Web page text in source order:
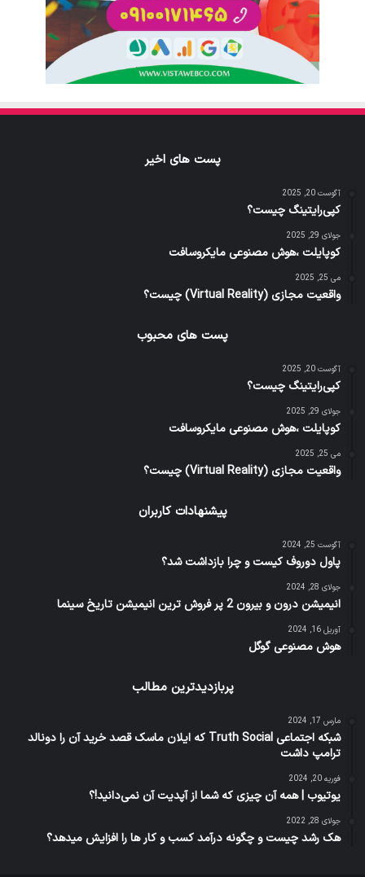
پست های اخیر
آگوست 20, 2025
کپی‌رایتینگ چیست؟
جولای 29, 2025
کوپایلت ،هوش مصنوعی مایکروسافت
می 25, 2025
واقعیت مجازی (Virtual Reality) چیست؟
پست های محبوب
آگوست 20, 2025
کپی‌رایتینگ چیست؟
جولای 29, 2025
کوپایلت ،هوش مصنوعی مایکروسافت
می 25, 2025
واقعیت مجازی (Virtual Reality) چیست؟
پیشنهادات کاربران
آگوست 25, 2024
پاول دوروف کیست و چرا بازداشت شد؟
جولای 28, 2024
انیمیشن درون و بیرون 2 پر فروش ترین انیمیشن تاریخ سینما
آوریل 16, 2024
هوش مصنوعی گوگل
پربازدیدترین مطالب
مارس 17, 2024
شبکه اجتماعی Truth Social که ایلان ماسک قصد خرید آن را دونالد
ترامپ داشت
فوریه 20, 2024
یوتیوب | همه آن چیزی که شما از آپدیت آن نمی‌دانید!؟
جولای 28, 2022
هک رشد چیست و چگونه درآمد کسب و کار ها را افزایش میدهد؟